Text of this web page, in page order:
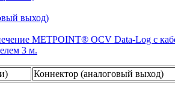
3 м.
Коннектор (аналоговый выход)